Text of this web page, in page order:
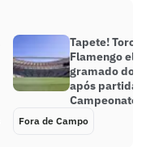
Tapete!
Flamengo
gramado do
após partida
Campeonato
Fora de Campo